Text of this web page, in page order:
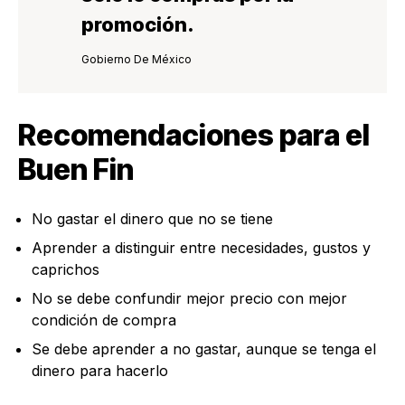
promoción.
Gobierno De México
Recomendaciones para el
Buen Fin
No gastar el dinero que no se tiene
Aprender a distinguir entre necesidades, gustos y
caprichos
No se debe confundir mejor precio con mejor
condición de compra
Se debe aprender a no gastar, aunque se tenga el
dinero para hacerlo